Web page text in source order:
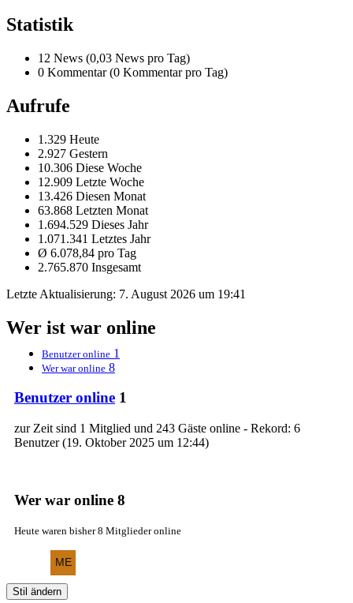
Statistik
12 News (0,03 News pro Tag)
0 Kommentar (0 Kommentar pro Tag)
Aufrufe
1.329 Heute
2.927 Gestern
10.306 Diese Woche
12.909 Letzte Woche
13.426 Diesen Monat
63.868 Letzten Monat
1.694.529 Dieses Jahr
1.071.341 Letztes Jahr
Ø 6.078,84 pro Tag
2.765.870 Insgesamt
Letzte Aktualisierung: 7. August 2026 um 19:41
Wer ist war online
Benutzer online 1
Wer war online 8
Benutzer online 1
zur Zeit sind 1 Mitglied und 243 Gäste online - Rekord: 6
Benutzer (19. Oktober 2025 um 12:44)
Wer war online 8
Heute waren bisher 8 Mitglieder online
Stil ändern